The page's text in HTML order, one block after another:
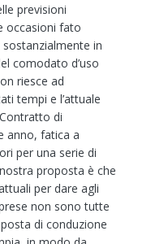
previsioni
occasioni fato
in
comodato d’uso
riesce ad
tempi e l’attuale
di
anno, fatica a
per una serie di
proposta è che
per dare agli
non sono tutte
di conduzione